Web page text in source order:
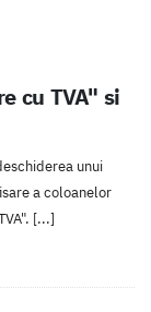
cu TVA" si
unui
a coloanelor
[...]